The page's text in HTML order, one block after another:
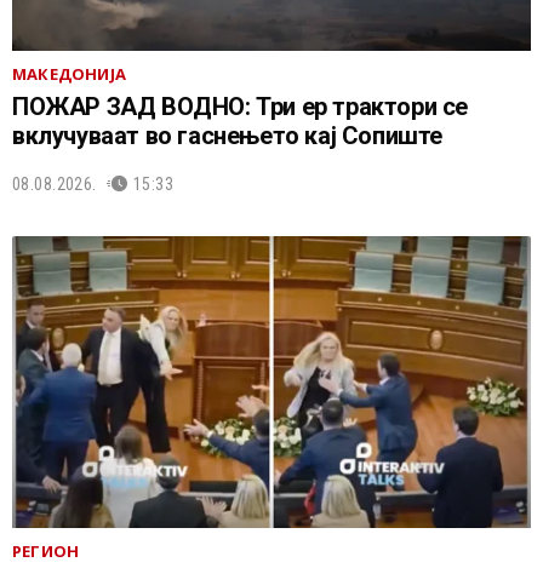
МАКЕДОНИЈА
ПОЖАР ЗАД ВОДНО: Три ер трактори се
вклучуваат во гаснењето кај Сопиште
08.08.2026. 15:33
РЕГИОН